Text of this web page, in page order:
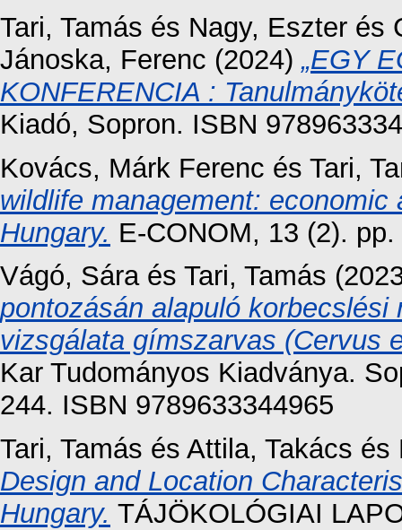
Tari, Tamás és Nagy, Eszter és
Jánoska, Ferenc (2024) „EGY
KONFERENCIA :
Kiadó, Sopron. ISBN
Kovács, Márk Ferenc és Tari,
wildlife management:
Hungary. E-CONOM, 13 (2).
Vágó, Sáraés Tari, Tamás
pontozásán alapuló
vizsgálata gímszarvas (Cervus
Kar Tudományos Kiadványa.
244. ISBN 9789633344965
Tari, Tamás és Attila, Takács és
Design and Location
Hungary. TÁJÖKOLÓGIAI